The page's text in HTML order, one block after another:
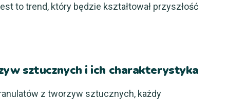
to trend, który będzie kształtował przyszłość
sztucznych i ich charakterystyka
z tworzyw sztucznych, każdy